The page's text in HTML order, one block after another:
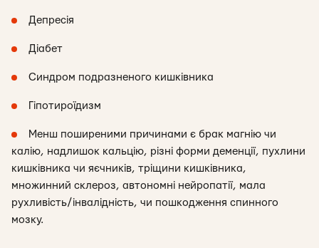
Депресія
Діабет
Синдром подразненого кишківника
Гіпотироїдизм
Менш поширеними причинами є брак магнію чи
калію, надлишок кальцію, різні форми деменції, пухлини
кишківника чи яєчників, тріщини кишківника,
множинний склероз, автономні нейропатії, мала
рухливість/інвалідність, чи пошкодження спинного
мозку.